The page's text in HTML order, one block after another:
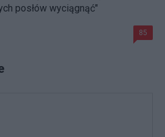
posłów wyciągnąć"
85